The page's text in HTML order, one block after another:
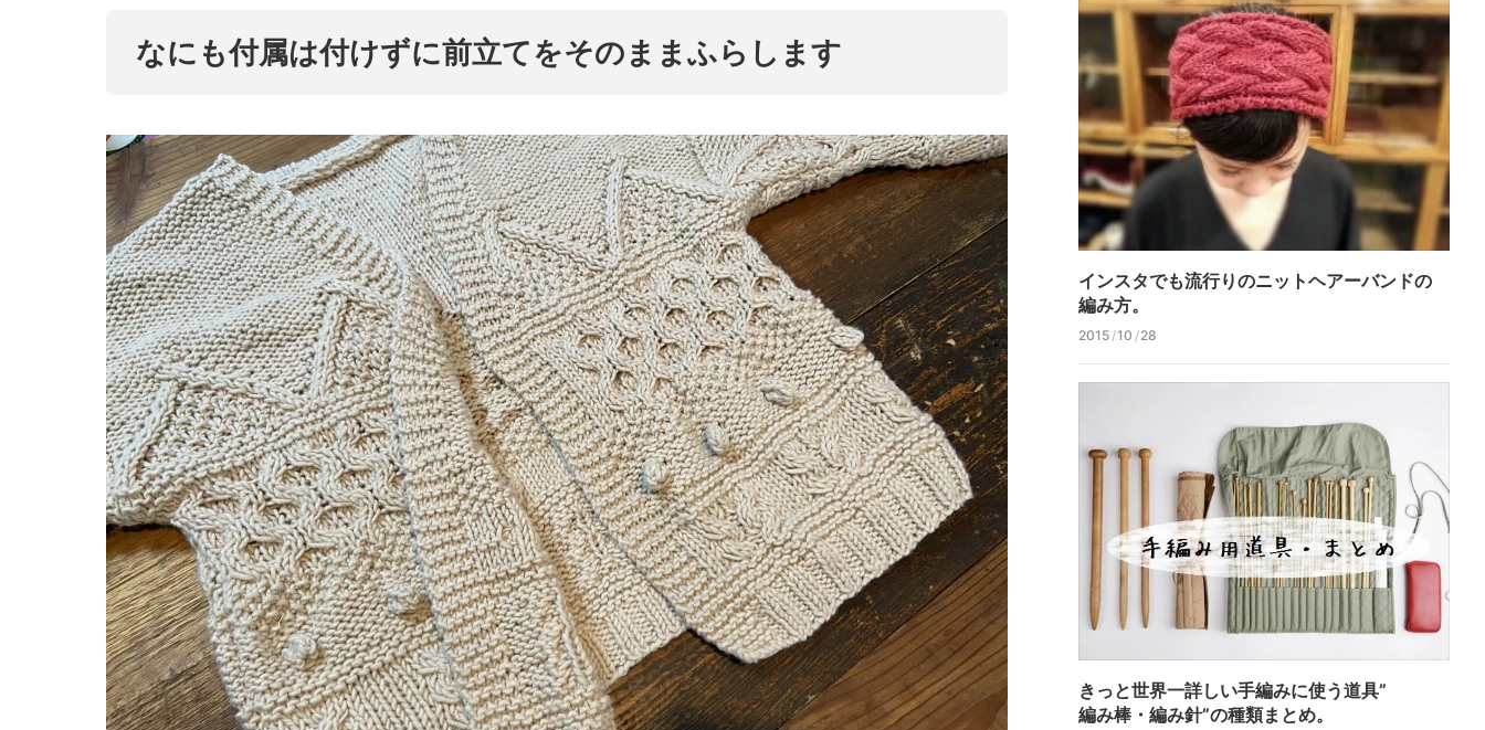
なにも付属は付けずに前立てをそのままふらします
2015 /10 /28
インスタでも流行りのニットヘアーバンドの
編み方。
きっと世界一詳しい手編みに使う道具”
編み棒・ 編み針”の種類まとめ。